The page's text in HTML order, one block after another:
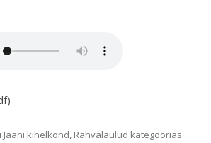
Jaani kihelkond, Rahvalaulud kategoorias